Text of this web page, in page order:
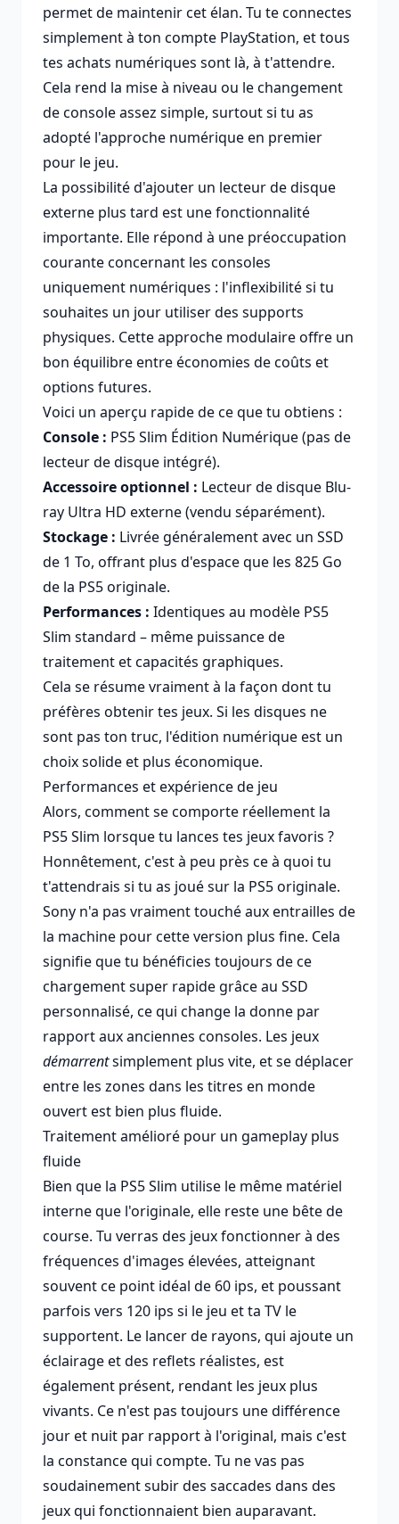
permet de maintenir cet élan. Tu te connectes
simplement à ton compte PlayStation, et tous
tes achats numériques sont là, à t'attendre.
Cela rend la mise à niveau ou le changement
de console assez simple, surtout si tu as
adopté l'approche numérique en premier
pour le jeu.
La possibilité d'ajouter un lecteur de disque
externe plus tard est une fonctionnalité
importante. Elle répond à une préoccupation
courante concernant les consoles
uniquement numériques : l'inflexibilité si tu
souhaites un jour utiliser des supports
physiques. Cette approche modulaire offre un
bon équilibre entre économies de coûts et
options futures.
Voici un aperçu rapide de ce que tu obtiens :
Console : PS5 Slim Édition Numérique (pas de
lecteur de disque intégré).
Accessoire optionnel : Lecteur de disque Blu-
ray Ultra HD externe (vendu séparément).
Stockage : Livrée généralement avec un SSD
de 1 To, offrant plus d'espace que les 825 Go
de la PS5 originale.
Performances : Identiques au modèle PS5
Slim standard – même puissance de
traitement et capacités graphiques.
Cela se résume vraiment à la façon dont tu
préfères obtenir tes jeux. Si les disques ne
sont pas ton truc, l'édition numérique est un
choix solide et plus économique.
Performances et expérience de jeu
Alors, comment se comporte réellement la
PS5 Slim lorsque tu lances tes jeux favoris ?
Honnêtement, c'est à peu près ce à quoi tu
t'attendrais si tu as joué sur la PS5 originale.
Sony n'a pas vraiment touché aux entrailles de
la machine pour cette version plus fine. Cela
signifie que tu bénéficies toujours de ce
chargement super rapide grâce au SSD
personnalisé, ce qui change la donne par
rapport aux anciennes consoles. Les jeux
démarrentsimplement plus vite, et se déplacer
entre les zones dans les titres en monde
ouvert est bien plus fluide.
Traitement amélioré pour un gameplay plus
fluide
Bien que la PS5 Slim utilise le même matériel
interne que l'originale, elle reste une bête de
course. Tu verras des jeux fonctionner à des
fréquences d'images élevées, atteignant
souvent ce point idéal de 60 ips, et poussant
parfois vers 120 ips si le jeu et ta TV le
supportent. Le lancer de rayons, qui ajoute un
éclairage et des reflets réalistes, est
également présent, rendant les jeux plus
vivants. Ce n'est pas toujours une différence
jour et nuit par rapport à l'original, mais c'est
la constance qui compte. Tu ne vas pas
soudainement subir des saccades dans des
jeux qui fonctionnaient bien auparavant.